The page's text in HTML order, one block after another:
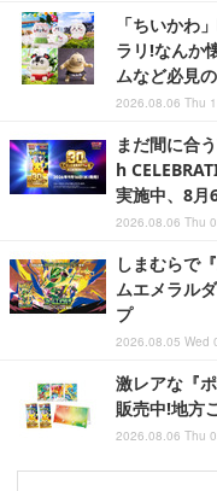
「ちいかわ
ラリ!なんか
ムなど必見
2026.08.06 Thu
まだ間に合
h
実施中、8月
2026.08.06 Thu
しまむらで
ムエメラル
プ
2026.08.05 Wed
激レアな『
販売中!地方
2026.08.06 Thu